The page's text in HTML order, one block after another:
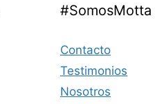
#SomosMotta
Contacto
Testimonios
Nosotros